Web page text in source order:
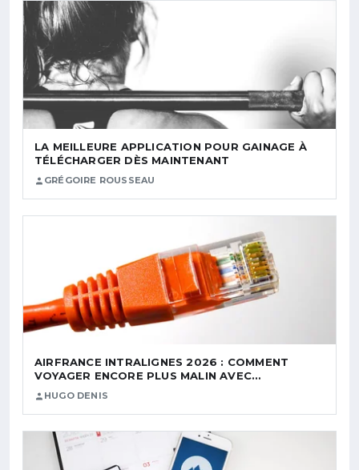
LA MEILLEURE APPLICATION POUR GAINAGE À
TÉLÉCHARGER DÈS MAINTENANT
GRÉGOIRE ROUSSEAU
AIRFRANCE INTRALIGNES 2026 : COMMENT
VOYAGER ENCORE PLUS MALIN AVEC…
HUGO DENIS